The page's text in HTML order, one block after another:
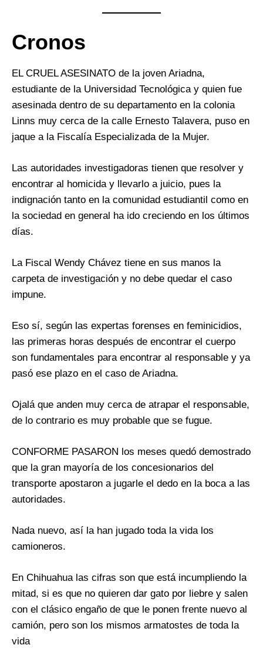
Cronos
EL CRUEL ASESINATO de la joven Ariadna,
estudiante de la Universidad Tecnológica y quien fue
asesinada dentro de su departamento en la colonia
Linns muy cerca de la calle Ernesto Talavera, puso en
jaque a la Fiscalía Especializada de la Mujer.
Las autoridades investigadoras tienen que resolver y
encontrar al homicida y llevarlo a juicio, pues la
indignación tanto en la comunidad estudiantil como en
la sociedad en general ha ido creciendo en los últimos
días.
La Fiscal Wendy Chávez tiene en sus manos la
carpeta de investigación y no debe quedar el caso
impune.
Eso sí, según las expertas forenses en feminicidios,
las primeras horas después de encontrar el cuerpo
son fundamentales para encontrar al responsable y ya
pasó ese plazo en el caso de Ariadna.
Ojalá que anden muy cerca de atrapar el responsable,
de lo contrario es muy probable que se fugue.
CONFORME PASARON los meses quedó demostrado
que la gran mayoría de los concesionarios del
transporte apostaron a jugarle el dedo en la boca a las
autoridades.
Nada nuevo, así la han jugado toda la vida los
camioneros.
En Chihuahua las cifras son que está incumpliendo la
mitad, si es que no quieren dar gato por liebre y salen
con el clásico engaño de que le ponen frente nuevo al
camión, pero son los mismos armatostes de toda la
vida